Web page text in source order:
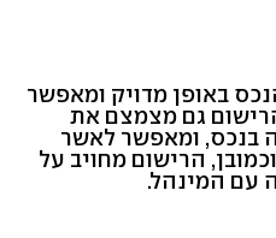
באופן מדויק ומאפשר
גם מצמצם את
בנכס, ומאפשר לאשר
הרישום מחויב על
עם המינהל.